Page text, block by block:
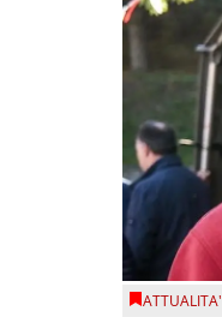
ATTUALITA'